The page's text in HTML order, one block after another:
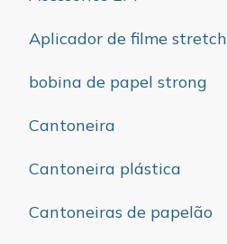
Aplicador de filme stretch
bobina de papel strong
Cantoneira
Cantoneira plástica
Cantoneiras de papelão